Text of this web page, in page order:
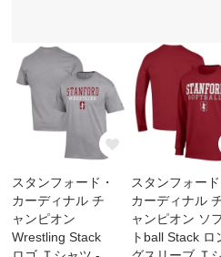
スタンフォード・
カーディナル チ
ャンピオン
Wrestling Stack
スタンフォード
カーディナル
ャンピオン ソ
トball Stack ロ